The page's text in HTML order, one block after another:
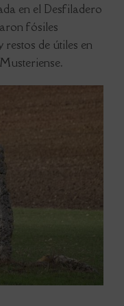
en el Desfiladero
fósiles
de útiles en